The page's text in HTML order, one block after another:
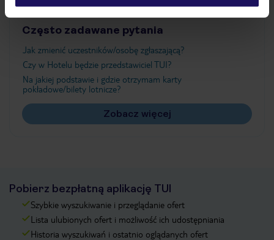
Często zadawane pytania
Jak zmienić uczestników/osobę zgłaszającą?
Czy w Hotelu będzie przedstawiciel TUI?
Na jakiej podstawie i gdzie otrzymam karty
pokładowe/bilety lotnicze?
Zobacz więcej
Pobierz bezpłatną aplikację TUI
Szybkie wyszukiwanie i przeglądanie ofert
Lista ulubionych ofert i możliwość ich udostępniania
Historia wyszukiwań i ostatnio oglądanych ofert